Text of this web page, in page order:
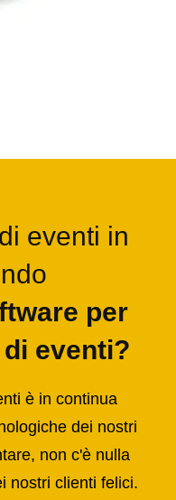
eventi in
per
eventi?
è in continua
dei nostri
non c'è nulla
nostri clienti felici.